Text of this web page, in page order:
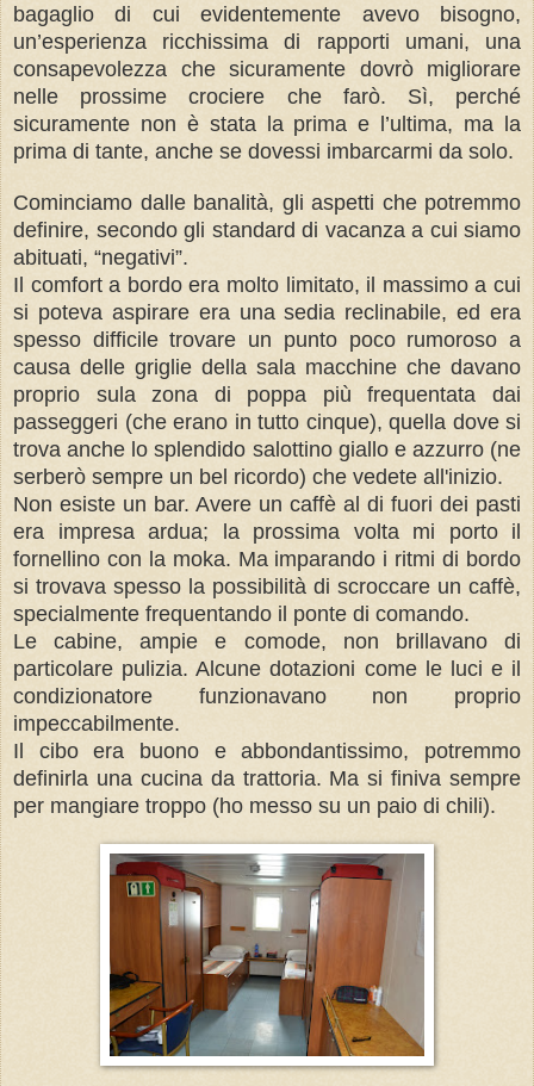
bagaglio di cui evidentemente avevo bisogno,
un’esperienza ricchissima di rapporti umani, una
consapevolezza che sicuramente dovrò migliorare
nelle prossime crociere che farò. Sì, perché
sicuramente non è stata la prima e l’ultima, ma la
prima di tante, anche se dovessi imbarcarmi da solo.
Cominciamo dalle banalità, gli aspetti che potremmo
definire, secondo gli standard di vacanza a cui siamo
abituati, “negativi”.
Il comfort a bordo era molto limitato, il massimo a cui
si poteva aspirare era una sedia reclinabile, ed era
spesso difficile trovare un punto poco rumoroso a
causa delle griglie della sala macchine che davano
proprio sula zona di poppa più frequentata dai
passeggeri (che erano in tutto cinque), quella dove si
trova anche lo splendido salottino giallo e azzurro (ne
serberò sempre un bel ricordo) che vedete all'inizio.
Non esiste un bar. Avere un caffè al di fuori dei pasti
era impresa ardua; la prossima volta mi porto il
fornellino con la moka. Ma imparando i ritmi di bordo
si trovava spesso la possibilità di scroccare un caffè,
specialmente frequentando il ponte di comando.
Le cabine, ampie e comode, non brillavano di
particolare pulizia. Alcune dotazioni come le luci e il
condizionatore funzionavano non proprio
impeccabilmente.
Il cibo era buono e abbondantissimo, potremmo
definirla una cucina da trattoria. Ma si finiva sempre
per mangiare troppo (ho messo su un paio di chili).